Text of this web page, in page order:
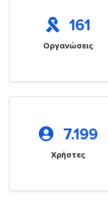
161
Οργανώσεις
7.199
Χρήστες